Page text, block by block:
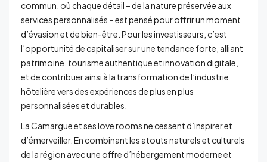
commun, où chaque détail – de la nature préservée aux
services personnalisés – est pensé pour offrir un moment
d’évasion et de bien-être. Pour les investisseurs, c’est
l’opportunité de capitaliser sur une tendance forte, alliant
patrimoine, tourisme authentique et innovation digitale,
et de contribuer ainsi à la transformation de l’industrie
hôtelière vers des expériences de plus en plus
personnalisées et durables.
La Camargue et ses love rooms ne cessent d’inspirer et
d’émerveiller. En combinant les atouts naturels et culturels
de la région avec une offre d’hébergement moderne et